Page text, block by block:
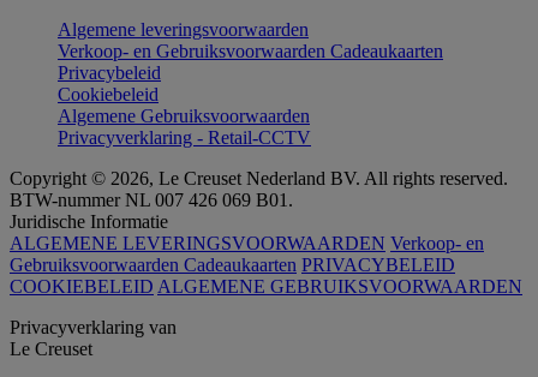
Algemene leveringsvoorwaarden
Verkoop- en Gebruiksvoorwaarden Cadeaukaarten
Privacybeleid
Cookiebeleid
Algemene Gebruiksvoorwaarden
Privacyverklaring - Retail-CCTV
Copyright © 2026, Le Creuset Nederland BV. All rights reserved.
BTW-nummer NL 007 426 069 B01.
Juridische Informatie
ALGEMENE LEVERINGSVOORWAARDEN Verkoop- en
Gebruiksvoorwaarden Cadeaukaarten PRIVACYBELEID
COOKIEBELEID ALGEMENE GEBRUIKSVOORWAARDEN
Privacyverklaring van
Le Creuset